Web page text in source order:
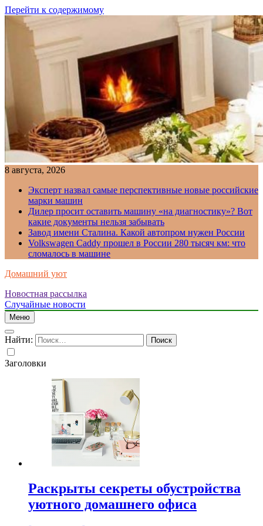
Перейти к содержимому
8 августа, 2026
Эксперт назвал самые перспективные новые российские
марки машин
Дилер просит оставить машину «на диагностику»? Вот
какие документы нельзя забывать
Завод имени Сталина. Какой автопром нужен России
Volkswagen Caddy прошел в России 280 тысяч км: что
сломалось в машине
Домашний уют
Новостная рассылка
Случайные новости
Меню
Найти:
Заголовки
Раскрыты секреты обустройства
уютного домашнего офиса